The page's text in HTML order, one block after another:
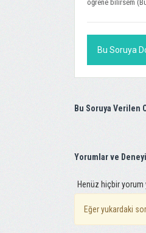
öğrene bilirsem
Bu Soruya
Bu Soruya Verilen
Yorumlar ve
Henüz hiçbir yorum
Eğer yukardaki